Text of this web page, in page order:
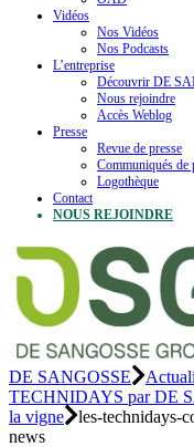
Vidéos
Nos Vidéos
Nos Podcasts
L’entreprise
Découvrir DE
Nous rejoindre
Accès Weblog
Presse
Revue de presse
Communiqués de
Logothèque
Contact
NOUS REJOINDRE
DE SANGOSSE
TECHNIDAYS par DE
la vigne
les-technidays-
news